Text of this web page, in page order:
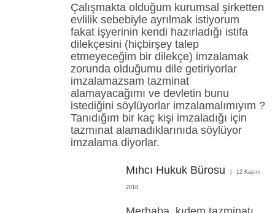
Çalışmakta olduğum kurumsal şirketten
evlilik sebebiyle ayrılmak istiyorum
fakat işyerinin kendi hazırladığı istifa
dilekçesini (hiçbirşey talep
etmeyeceğim bir dilekçe) imzalamak
zorunda olduğumu dile getiriyorlar
imzalamazsam tazminat
alamayacağımı ve devletin bunu
istediğini söylüyorlar imzalamalımıyım ?
Tanıdığım bir kaç kişi imzaladığı için
tazmınat alamadıklarınıda söylüyor
imzalama diyorlar.
Mıhcı Hukuk Bürosu 12 Kasım
2018